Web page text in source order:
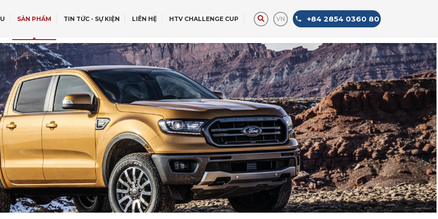
OFF - ROAD LIMOUSINE
SẢN PHẨM TIN TỨC - SỰ KIỆN LIÊN HỆ HTV CHALLENGE CUP VN +84 2854 0360 80